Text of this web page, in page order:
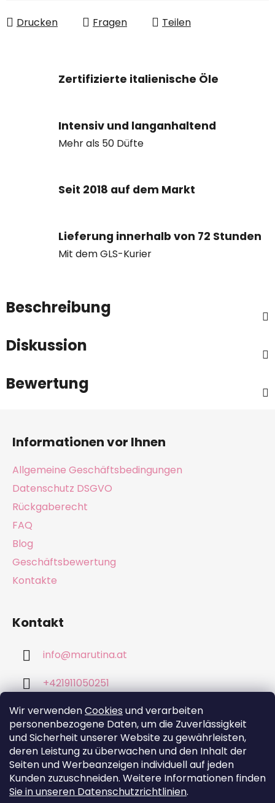
Wir verwendenCookies und verarbeiten
personenbezogene Daten, um die Zuverlässigkeit
und Sicherheit unserer Website zu gewährleisten,
deren Leistung zu überwachen und den Inhalt der
Seiten und Werbeanzeigen individuell auf jeden
Kunden zuzuschneiden. Weitere Informationen finden
Sie in unseren Datenschutzrichtlinien.
Drucken Fragen Teilen
Zertifizierte italienische Öle
Intensiv und langanhaltend
Mehr als 50 Düfte
Seit 2018 auf dem Markt
Lieferung innerhalb von 72 Stunden
Mit dem GLS-Kurier
Beschreibung
Diskussion
Bewertung
Informationen vor Ihnen
Allgemeine Geschäftsbedingungen
Datenschutz DSGVO
Rückgaberecht
FAQ
Blog
Geschäftsbewertung
Kontakte
Kontakt
info@marutina.at
+421911050251
Wir akzeptieren online-Zahlungen